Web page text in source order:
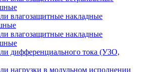
влагозащитные накладные
влагозащитные накладные
дифференциального тока (УЗО,
нагрузки в модульном исполнении